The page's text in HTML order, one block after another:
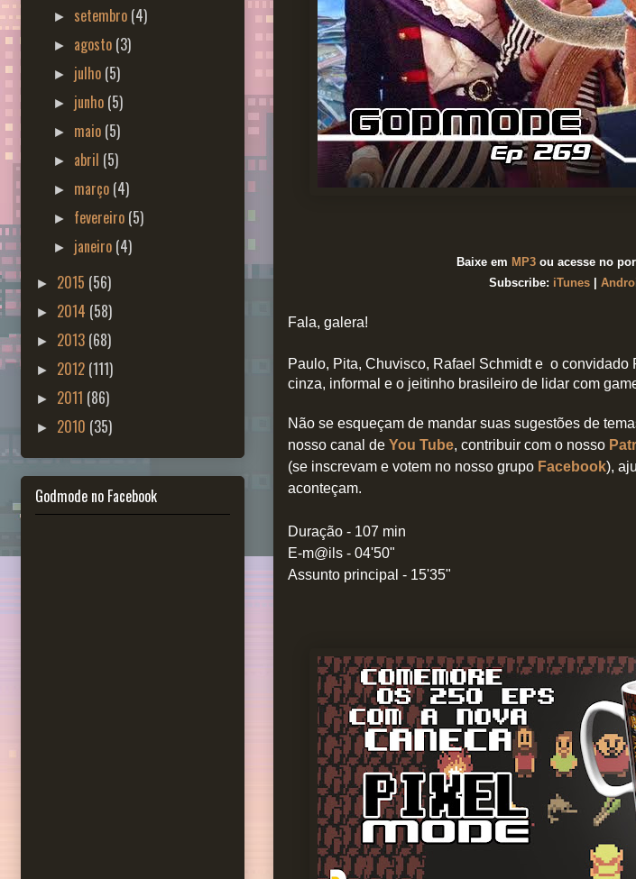
Baixe em MP3 ou acesse no
Subscribe: iTunes|
Fala, galera!
Paulo, Pita, Chuvisco, Rafael Schmidt e o convidado
cinza, informal e o jeitinho brasileiro de lidar com
Não se esqueçam de mandar suas sugestões de
nosso canal de You Tube, contribuir com o nosso
(se inscrevam e votem no nosso grupo Facebook),
aconteçam.
Duração - 107 min
E-m@ils - 04'50"
Assunto principal - 15'35"
► setembro (4)
► agosto (3)
► julho (5)
► junho (5)
► maio (5)
► abril (5)
► março (4)
► fevereiro (5)
► janeiro (4)
► 2015 (56)
► 2014 (58)
► 2013 (68)
► 2012 (111)
► 2011 (86)
► 2010 (35)
Godmode no Facebook